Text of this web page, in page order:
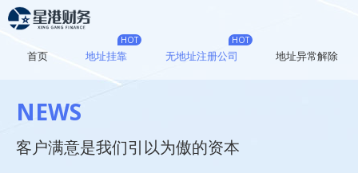
首页
HOT
地址挂靠
HOT
无地址注册公司 地址异常解除
NEWS
客户满意是我们引以为傲的资本